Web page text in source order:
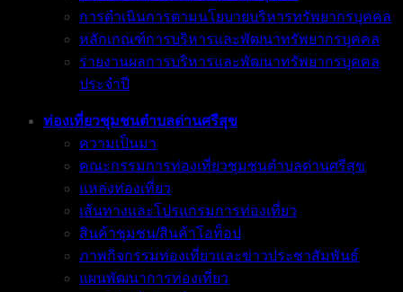
การดำเนินการตามนโยบายบริหารทรัพยากรบุคคล
หลักเกณฑ์การบริหารและพัฒนาทรัพยากรบุคคล
รายงานผลการบริหารและพัฒนาทรัพยากรบุคคล
ประจำปี
ท่องเที่ยวชุมชนตำบลด่านศรีสุข
ความเป็นมา
คณะกรรมการท่องเที่ยวชุมชนตำบลด่านศรีสุข
แหล่งท่องเที่ยว
เส้นทางและโปรแกรมการท่องเที่ยว
สินค้าชุมชน/สินค้าโอท็อป
ภาพกิจกรรมท่องเที่ยวและข่าวประชาสัมพันธ์
แผนพัฒนาการท่องเที่ยว